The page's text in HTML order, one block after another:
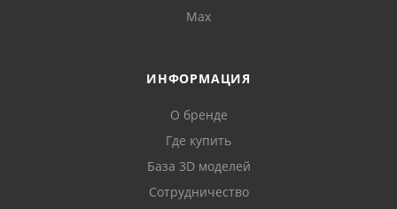
Max
ИНФОРМАЦИЯ
О бренде
Где купить
База 3D моделей
Сотрудничество